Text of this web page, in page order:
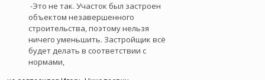
-Это не так. Участок был застроен
объектом незавершенного
строительства, поэтому нельзя
ничего уменьшить. Застройщик всё
будет делать в соответствии с
нормами,